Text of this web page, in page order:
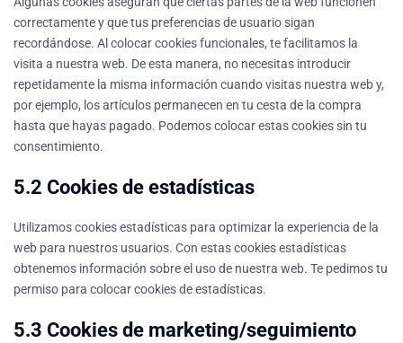
correctamente y que tus preferencias de usuario sigan
recordándose. Al colocar cookies funcionales, te facilitamos la
visita a nuestra web. De esta manera, no necesitas introducir
repetidamente la misma información cuando visitas nuestra web y,
por ejemplo, los artículos permanecen en tu cesta de la compra
hasta que hayas pagado. Podemos colocar estas cookies sin tu
consentimiento.
5.2 Cookies de estadísticas
Utilizamos cookies estadísticas para optimizar la experiencia de la
web para nuestros usuarios. Con estas cookies estadísticas
obtenemos información sobre el uso de nuestra web. Te pedimos tu
permiso para colocar cookies de estadísticas.
5.3 Cookies de marketing/seguimiento